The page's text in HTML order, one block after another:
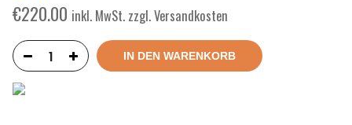
€220.00 inkl. MwSt. zzgl. Versandkosten
IN DEN WARENKORB